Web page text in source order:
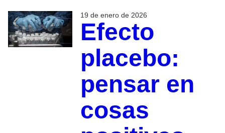
19 de enero de 2026
Efecto
placebo:
pensar en
cosas